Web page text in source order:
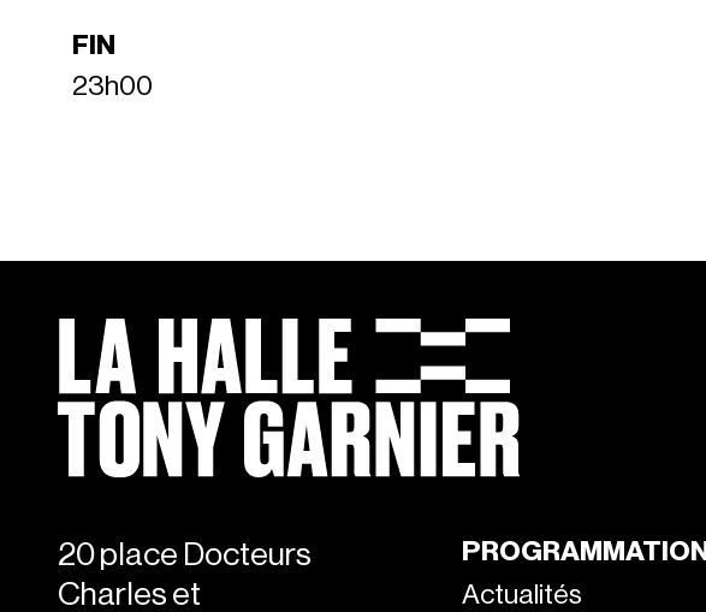
FIN
23h00
20 place Docteurs
Charles et
PROGRAMMATION
Actualités